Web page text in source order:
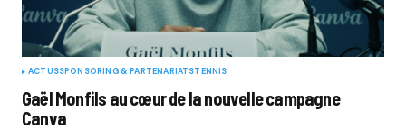
ACTUSSPONSORING & PARTENARIATSTENNIS
Gaël Monfils au cœur de la nouvelle campagne
Canva